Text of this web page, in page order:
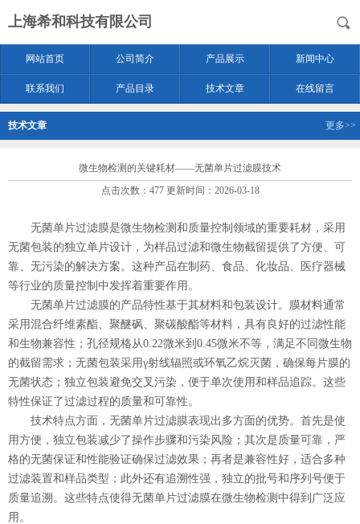
上海希和科技有限公司
网站首页 公司简介 产品展示 新闻中心
联系我们 产品目录 技术文章 在线留言
技术文章 更多>>
微生物检测的关键耗材——无菌单片过滤膜技术
点击次数：477 更新时间：2026-03-18
无菌单片过滤膜是微生物检测和质量控制领域的重要耗材，采用
无菌包装的独立单片设计，为样品过滤和微生物截留提供了方便、可
靠、无污染的解决方案。这种产品在制药、食品、化妆品、医疗器械
等行业的质量控制中发挥着重要作用。
无菌单片过滤膜的产品特性基于其材料和包装设计。膜材料通常
采用混合纤维素酯、聚醚砜、聚碳酸酯等材料，具有良好的过滤性能
和生物兼容性；孔径规格从0.22微米到0.45微米不等，满足不同微生物
的截留需求；无菌包装采用γ射线辐照或环氧乙烷灭菌，确保每片膜的
无菌状态；独立包装避免交叉污染，便于单次使用和样品追踪。这些
特性保证了过滤过程的质量和可靠性。
技术特点方面，无菌单片过滤膜表现出多方面的优势。首先是使
用方便，独立包装减少了操作步骤和污染风险；其次是质量可靠，严
格的无菌保证和性能验证确保过滤效果；再者是兼容性好，适合多种
过滤装置和样品类型；此外还有追溯性强，独立的批号和序列号便于
质量追溯。这些特点使得无菌单片过滤膜在微生物检测中得到广泛应
用。